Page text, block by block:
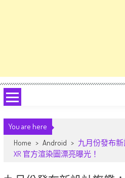
You are here
Home > Android > 九月份發布新
XR 官方渲染圖漂亮曝光！